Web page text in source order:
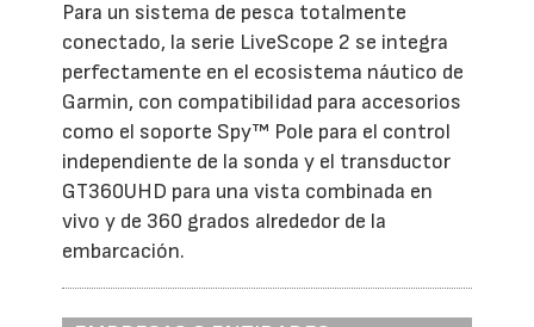
Para un sistema de pesca totalmente
conectado, la serie LiveScope 2 se integra
perfectamente en el ecosistema náutico de
Garmin, con compatibilidad para accesorios
como el soporte Spy™ Pole para el control
independiente de la sonda y el transductor
GT360UHD para una vista combinada en
vivo y de 360 grados alrededor de la
embarcación.